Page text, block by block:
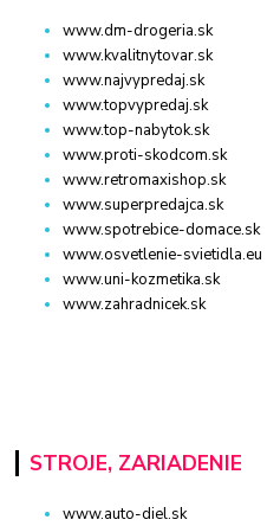
www.dm-drogeria.sk
www.kvalitnytovar.sk
www.najvypredaj.sk
www.topvypredaj.sk
www.top-nabytok.sk
www.proti-skodcom.sk
www.retromaxishop.sk
www.superpredajca.sk
www.spotrebice-domace.sk
www.osvetlenie-svietidla.eu
www.uni-kozmetika.sk
www.zahradnicek.sk
STROJE, ZARIADENIE
www.auto-diel.sk